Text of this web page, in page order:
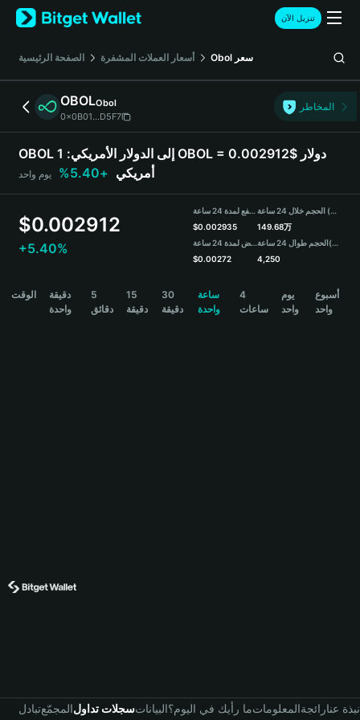
English
日本語
Русский
Español (Latinoamérica)
Türkçe
Deutsch
简体中文
Português (Portugal)
Bahasa Indonesia
বাংলা
تنزيل الآن
الصفحة الرئيسية أسعار العملات المشفرة Obol سعر
OBOLObol
0x0B01...D5F7
المخاطر
OBOL إلى الدولار الأمريكي: 1 OBOL = 0.002912$ دولار
أمريكي +5.40% يوم واحد
$0.002912
+5.40%
مرتفع لمدة 24 ساعة
$0.002935
منخفض لمدة 24 ساعة
$0.00272
الحجم خلال 24 ساعة (OBOL)
149.68万
الحجم طوال 24 ساعة(USDT)
4,250
الوقت
دقيقة
واحدة
5
دقائق
15
دقيقة
30
دقيقة
ساعة
واحدة
4
ساعات
يوم
واحد
أسبوع
واحد
تبادلالمجمّعسجلات تداولالبياناتما رأيك في اليوم؟المعلوماترائجةنبذة عنا